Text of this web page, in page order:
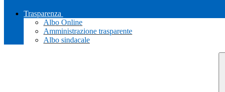
Trasparenza
Albo Online
Amministrazione trasparente
Albo sindacale